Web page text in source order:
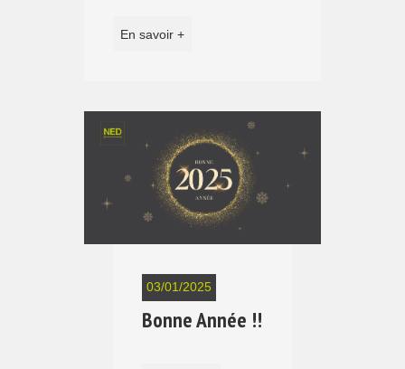
En savoir +
03/01/2025
Bonne Année !!